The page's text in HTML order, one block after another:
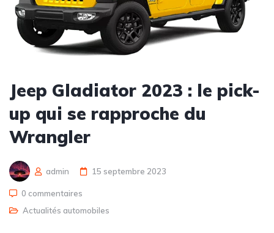
Jeep Gladiator 2023 : le pick-
up qui se rapproche du
Wrangler
admin 15 septembre 2023
0 commentaires
Actualités automobiles